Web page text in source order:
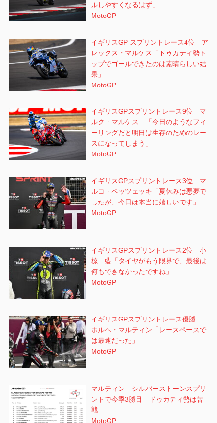
ルしやすくなるはず」
MotoGP
イギリスGP スプリントレース4位 ア
レックス・マルケス「ドゥカティ勢ト
ップでゴールできたのは素晴らしい結
果」
MotoGP
イギリスGPスプリントレース9位 マ
ルク・マルケス 「今日のようなフィ
ーリングだと明日は生存のためのレー
スになってしまう」
MotoGP
イギリスGPスプリントレース3位 マ
ルコ・ベッツェッキ「夏休みは悪夢で
したが、今日は本当に嬉しいです」
MotoGP
イギリスGPスプリントレース2位 小
椋 藍「タイヤがもう限界で、最後は
何もできなかったですね」
MotoGP
イギリスGPスプリントレース優勝
ホルヘ・マルティン「レースペースで
は最速だった」
MotoGP
マルティン シルバーストーンスプリ
ントで今季3勝目 ドゥカティ勢は苦
戦
MotoGP